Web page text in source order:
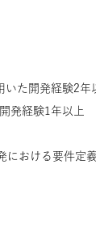
いた開発経験2年
発経験1年以上
における要件定